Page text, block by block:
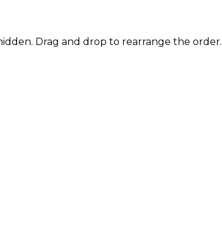
Drag and drop to rearrange the order.